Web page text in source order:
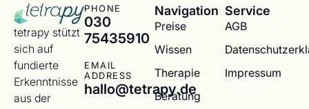
tetrapy stützt
sich auf
fundierte
Erkenntnisse
aus der
PHONE
030
75435910
EMAIL
ADDRESS
hallo@tetrapy.de
Navigation
Preise
Wissen
Therapie
Beratung
Service
AGB
Impressum